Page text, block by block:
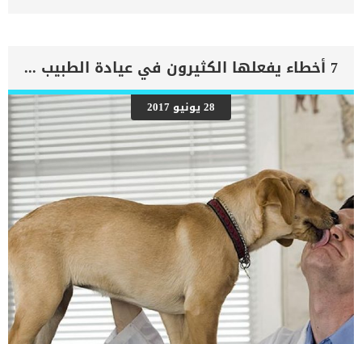
تختار اكل قطط رخيص ! .. كيف تختار الطعام المناسب لقطتك ؟ السعر هو
هدف واحد فقط ! غالبًا لا يكون شراء أرخص طعام للقطط خطة جيدة على
المدى البعيد لأنه قد يؤدي إلى عواقب غير مقصودة، مثل نقص
الفيتامينات والمعادن ، أو زيادة الوزن . هذه العواقب الصحية وحدها
يمكن أن تؤدي إلى مشاكل صحية تتطلب رعاية طبية، لذا لا يجب عليك
المجازفة بصحة حيوانك الأليف. و قبل اتخاذ قرار بشأن العلامة التجارية
لطعام قطك، قم بالبحث للتأكد من اختيار أفضل طعام بأفضل سعر. اقرأ:
[…]
7 أخطاء يفعلها الكثيرون في عيادة الطبيب البيطري : لا تفعلها أبدا
28 يونيو 2017